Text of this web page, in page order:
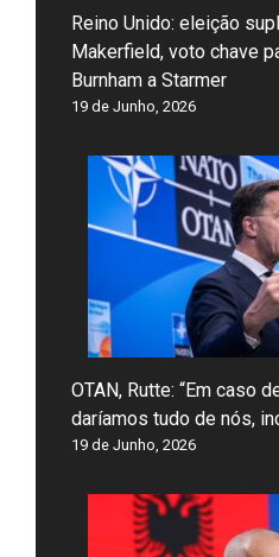
Reino Unido: eleição
Makerfield, voto chave
Burnham a Starmer
19 de Junho, 2026
OTAN, Rutte: “Em caso
daríamos tudo de nós,
19 de Junho, 2026